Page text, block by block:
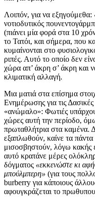
Λοιπόν, για να εξηγούμεθα:
νοτιοδυτικός
(πιάνει μία φορά στα 10
το Τατόι, και σήμερα, που
κυμαίνονται στο
ριπές. Αυτό το οποίο δεν
χώρα απ’ άκρη σ’ άκρη και
κλιματική αλλαγή.
Μια ματιά στα επίσημα
Ενημέρωσης για τις
«ανώμαλο»: Φωτιές
χώρες αυτή την περίοδο,
πρωταθλήτρια στα καμένα.
εξαπλωθούν, καίνε τα πάντα
μισοσβηστούν, λόγω κακής
αυτό κρατάνε μέρες
δόγματος «εκκενώστε κι
μπούλμπερη» (για τους
burberry για κάποιους
αφουγκράζεται το